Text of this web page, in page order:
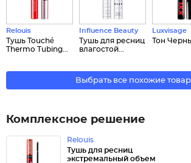
Relouis
Тушь Touché
Thermo Tubing...
Influence Beauty
Тушь для ресниц
влагостой...
Luxvisage
Тон
Выбрать все похожие
Комплексное решение
Relouis
Тушь для ресниц
экстремальный объем